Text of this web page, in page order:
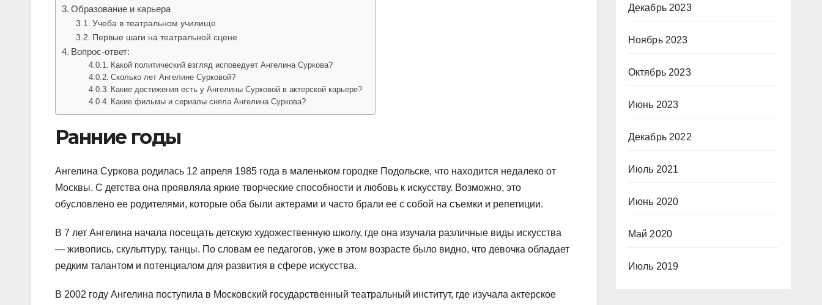
Образование и карьера
Учеба в театральном училище
Первые шаги на театральной сцене
Вопрос-ответ:
Какой политический взгляд исповедует Ангелина Суркова?
Сколько лет Ангелине Сурковой?
Какие достижения есть у Ангелины Сурковой в актерской карьере?
Какие фильмы и сериалы сняла Ангелина Суркова?
Ранние годы
Ангелина Суркова родилась 12 апреля 1985 года в маленьком городке Подольске, что находится недалеко от
Москвы. С детства она проявляла яркие творческие способности и любовь к искусству. Возможно, это
обусловлено ее родителями, которые оба были актерами и часто брали ее с собой на съемки и репетиции.
В 7 лет Ангелина начала посещать детскую художественную школу, где она изучала различные виды искусства
— живопись, скульптуру, танцы. По словам ее педагогов, уже в этом возрасте было видно, что девочка обладает
редким талантом и потенциалом для развития в сфере искусства.
В 2002 году Ангелина поступила в Московский государственный театральный институт, где изучала актерское
Декабрь 2023
Ноябрь 2023
Октябрь 2023
Июнь 2023
Декабрь 2022
Июль 2021
Июнь 2020
Май 2020
Июль 2019